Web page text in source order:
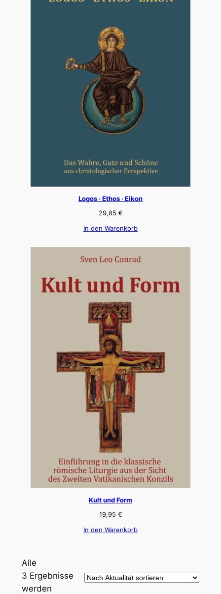
Logos · Ethos · Eikon
29,85 €
In den Warenkorb
Kult und Form
19,95 €
In den Warenkorb
Alle
3 Ergebnisse
werden